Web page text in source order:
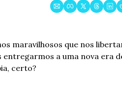
maravilhosos que nos
a uma nova era
certo?